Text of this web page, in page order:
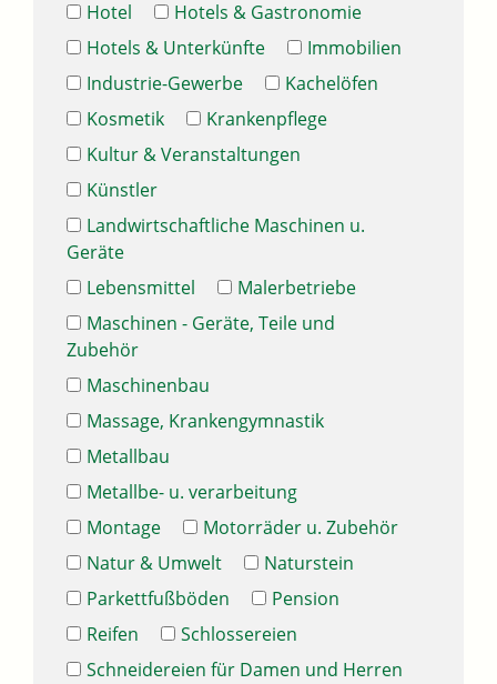
Hotel
Hotels & Gastronomie
Hotels & Unterkünfte
Immobilien
Industrie-Gewerbe
Kachelöfen
Kosmetik
Krankenpflege
Kultur & Veranstaltungen
Künstler
Landwirtschaftliche Maschinen u.
Geräte
Lebensmittel
Malerbetriebe
Maschinen - Geräte, Teile und
Zubehör
Maschinenbau
Massage, Krankengymnastik
Metallbau
Metallbe- u. verarbeitung
Montage
Motorräder u. Zubehör
Natur & Umwelt
Naturstein
Parkettfußböden
Pension
Reifen
Schlossereien
Schneidereien für Damen und Herren